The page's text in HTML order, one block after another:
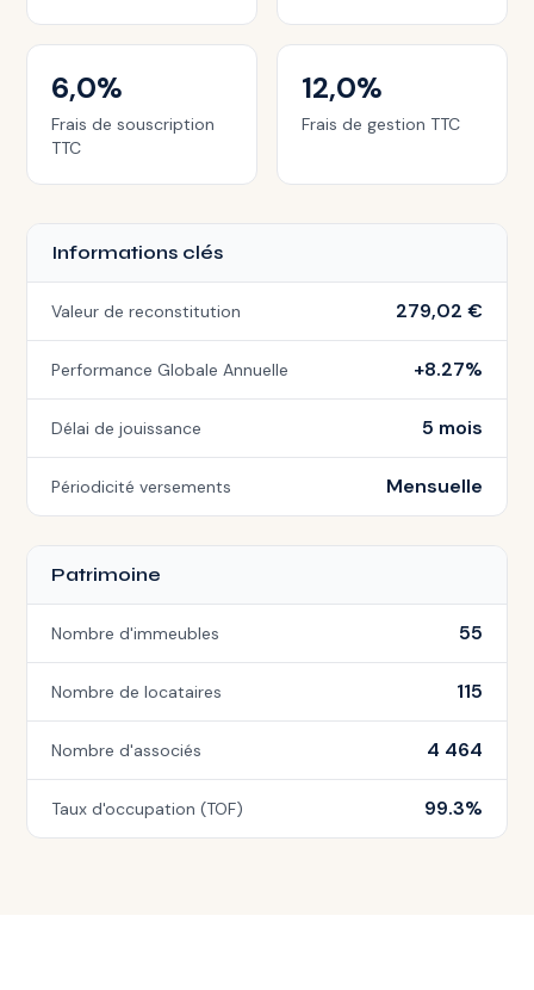
6,0%
Frais de souscription
TTC
12,0%
Frais de gestion TTC
Informations clés
Valeur de reconstitution 279,02 €
Performance Globale Annuelle +8.27%
Délai de jouissance 5 mois
Périodicité versements Mensuelle
Patrimoine
Nombre d'immeubles 55
Nombre de locataires 115
Nombre d'associés 4 464
Taux d'occupation (TOF) 99.3%